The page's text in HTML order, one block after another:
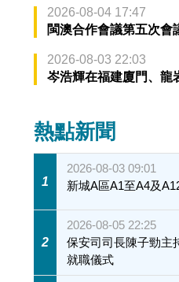
2026-08-04 17:47
閩澳合作會議第五次會
2026-08-03 22:03
岑浩輝在福建廈門、龍
熱點新聞
1
2026-08-03 09:01
新城A區A1至A4及
2
2026-08-05 22:25
保安司司長陳子勁主
就職儀式